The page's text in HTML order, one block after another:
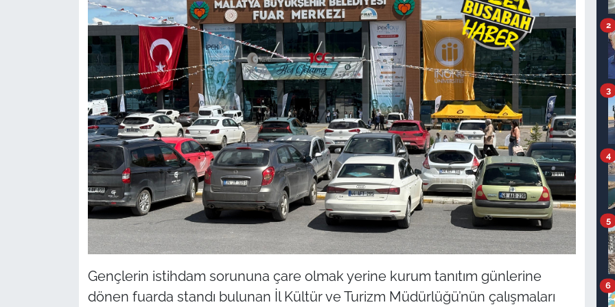
Gençlerin istihdam sorununa çare olmak yerine kurum tanıtım günlerine
dönen fuarda standı bulunan İl Kültür ve Turizm Müdürlüğü’nün çalışmaları
2
3
4
5
6